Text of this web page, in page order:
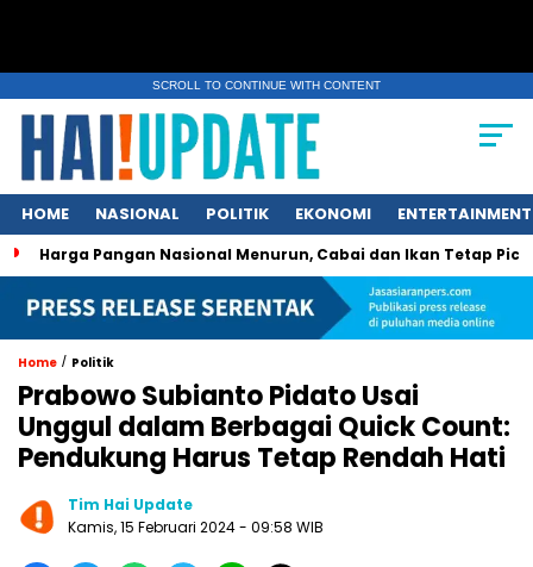
SCROLL TO CONTINUE WITH CONTENT
HOME NASIONAL POLITIK EKONOMI ENTERTAINMENT
Pangan Nasional Menurun, Cabai dan Ikan Tetap Picu
Home / Politik
Prabowo Subianto Pidato Usai
Unggul dalam Berbagai Quick Count:
Pendukung Harus Tetap Rendah Hati
Tim Hai Update
Kamis, 15 Februari 2024 - 09:58 WIB